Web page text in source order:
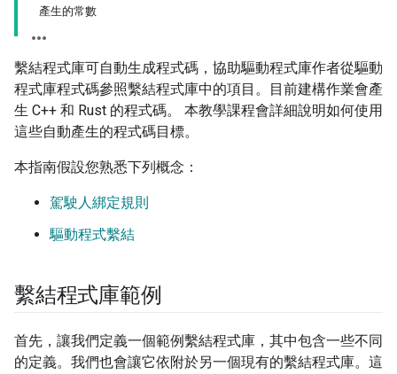
產生的常數
繫結程式庫可自動生成程式碼，協助驅動程式庫作者從驅動
程式庫程式碼參照繫結程式庫中的項目。目前建構作業會產
生 C++ 和 Rust 的程式碼。 本教學課程會詳細說明如何使用
這些自動產生的程式碼目標。
本指南假設您熟悉下列概念：
駕駛人綁定規則
驅動程式繫結
繫結程式庫範例
首先，讓我們定義一個範例繫結程式庫，其中包含一些不同
的定義。我們也會讓它依附於另一個現有的繫結程式庫。這